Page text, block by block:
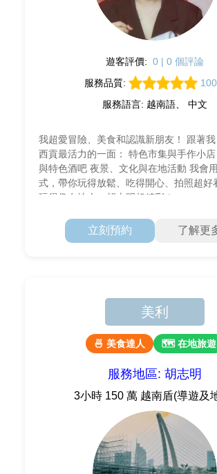
遊客評價: 0 | 0 個評論
服務品質:
服務語言: 越南語、 中文
我超愛冒險、美食和認識新朋友！ 跟著我
西貢最活力的一面： 特色市集與手作小
與特色酒吧 夜景、文化與在地活動 我會
式，帶你玩得放鬆、吃得開心、拍照超好
玩得像在地人，胡志明超精彩！
立刻預約 了解更
美利
🍜 美食達人 🗺 在地旅遊
服務地區: 胡志明
3小時 150 萬 越南盾(導遊及